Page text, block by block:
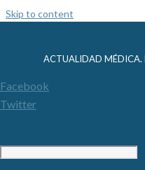
Skip to content
ACTUALIDAD MÉDICA.
Facebook
Twitter